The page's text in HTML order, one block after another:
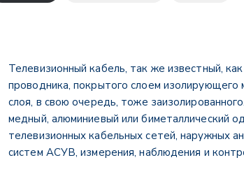
Телевизионный кабель, так же известный,
проводника, покрытого слоем
слоя, в свою очередь, тоже
медный, алюминиевый или биметаллический
телевизионных кабельных сетей, наружных
систем АСУВ, измерения, наблюдения и